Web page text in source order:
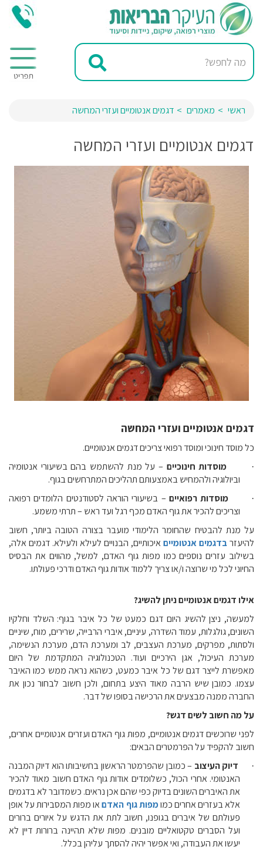
ראשי מאמרים דגמים אנטומיים ועזרי המחשה
דגמים אנטומיים ועזרי המחשה
דגמים אנטומיים ועזרי המחשה
כל מוסד חינוכי ומוסד רפואי צריכים דגמים אנטומיים.
· מוסדות חינוכיים – על מנת להשתמש בהם בשיעורי אנטומיה
וביולוגיה ולהמחיש באמצעותם תהליכים המתרחשים בגוף.
· מוסדות רפואיים – בשיעורי הוראה לסטודנטים הלומדים רפואה
וצריכים להכיר את גוף האדם מכף רגל ועד ראש – תרתי משמע.
על מנת להבטיח שהחומר הלימודי מועבר בצורה הטובה ביותר, חשוב
להיעזרבדגמים אנטומייםאיכותיים, הבנויים לעילא ולעילא. דגמים אלה,
בשילוב עזרים נוספים כמו מפות גוף האדם, למשל, מהווים את הבסיס
החיוני לכל מי שרוצה ו/או צריך ללמוד אודות גוף האדם ודרכי פעולתו.
אילו דגמים אנטומיים ניתן להשיג?
למעשה, ניצן להשיג היום דגם כמעט של כל איבר בגוף: השלד וחלקיו
השונים, גולגלות, עמוד השדרה, עיניים, איברי הרבייה, שרירים, מוח, שיניים
ולסתות, מפרקים, מערכת העצבים, לב ומערכת הדם, מערכת הנשימה,
מערכת העיכול, אגן הירכיים ועוד. הטכנולוגיה המתקדמת של היום
מאפשרת לייצר דגם של כל איבר כמעט, כשהוא נראה ממש כמו האיבר
עצמו. כמובן שיש הרבה מאוד היצע בתחום, ולכן חשוב לבחור נכון את
החברה ממנה מבצעים את הרכישה בסופו של דבר.
על מה חשוב לשים דגש?
לפני שרוכשים דגמים אנטומיים, מפות גוף האדם ועזרים אנטומיים אחרים,
חשוב להקפיד על הפרמטרים הבאים:
· דיוק העיצוב – כמובן שהפרמטר הראשון בחשיבותו הוא דיוק המבנה
האנטומי. אחרי הכול, כשלומדים אודות גוף האדם חשוב מאוד להכיר
את האיברים השונים בדיוק כפי שהם אכן נראים. כשמדובר לא בדגמים
אלא בעזרים אחרים כמומפות גוף האדםאו מפות המסבירות על אופן
פעולתם של איברים בגופנו, חשוב לתת את הדגש על איורים ברורים
ועל הסברים טקטואליים מובנים. מפות שלא תהיינה ברורות דיין לא
יעשו את העבודה, ואי אפשר יהיה להסתך עליהן בכלל.